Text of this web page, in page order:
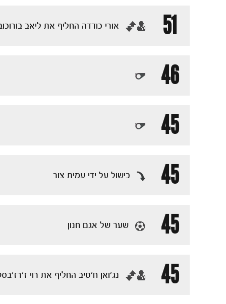
51 ‏אורי כודדה החליף את ליאב
46
45
45
בישול על ידי עמית צור
45 שער של אגם חנון
45 ‏נג׳ואן ח׳טיב החליף את רוי